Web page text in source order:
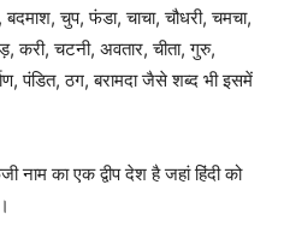
बदमाश, चुप, फंडा, चाचा, चौधरी, चमचा,
करी, चटनी, अवतार, चीता, गुरु,
पंडित, ठग, बरामदा जैसे शब्द भी इसमें
नाम का एक द्वीप देश है जहां हिंदी को